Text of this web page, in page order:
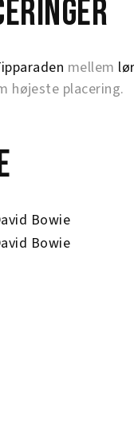
mellem
højeste placering.
Bowie
Bowie